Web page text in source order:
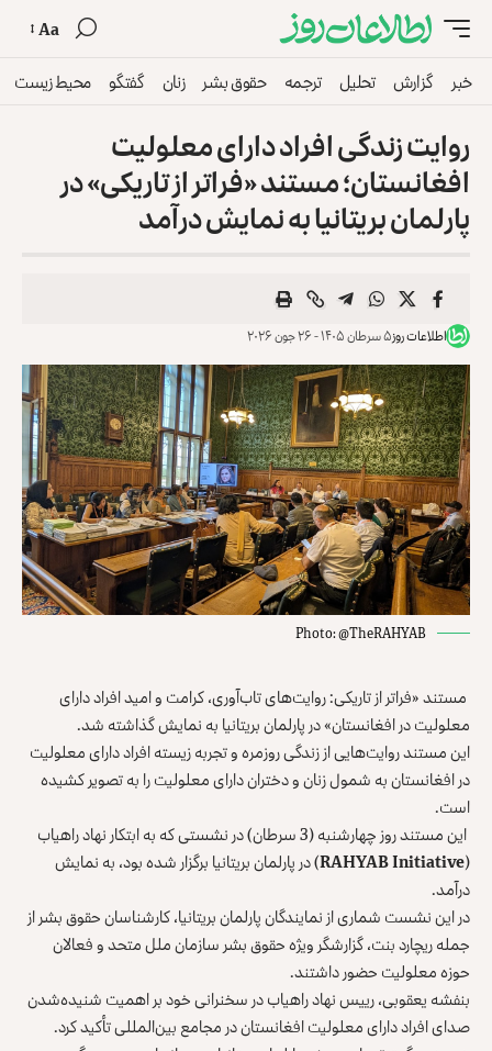
Aa
خبر گزارش تحلیل ترجمه حقوق بشر زنان گفتگو محیط زیست
روایت زندگی افراد دارای معلولیت
افغانستان؛ مستند «فراتر از تاریکی» در
پارلمان بریتانیا به نمایش درآمد
اطلاعات روز۵ سرطان ۱۴۰۵ - ۲۶ جون ۲۰۲۶
Photo: @TheRAHYAB
مستند «فراتر از تاریکی: روایت‌های تاب‌آوری، کرامت و امید افراد دارای
معلولیت در افغانستان» در پارلمان بریتانیا به نمایش گذاشته شد.
این مستند روایت‌هایی از زندگی روزمره و تجربه زیسته افراد دارای معلولیت
در افغانستان به شمول زنان و دختران دارای معلولیت را به تصویر کشیده
است.
این مستند روز چهارشنبه (3 سرطان) در نشستی که به ابتکار نهاد راهیاب
(
RAHYAB Initiative) در پارلمان بریتانیا برگزار شده بود، به نمایش
درآمد.
در این نشست شماری از نمایندگان پارلمان بریتانیا، کارشناسان حقوق بشر از
جمله ریچارد بنت، گزارشگر ویژه حقوق بشر سازمان ملل متحد و فعالان
حوزه معلولیت حضور داشتند.
بنفشه یعقوبی، رییس نهاد راهیاب در سخنرانی خود بر اهمیت شنیده‌شدن
صدای افراد دارای معلولیت افغانستان در مجامع بین‌المللی تأکید کرد.